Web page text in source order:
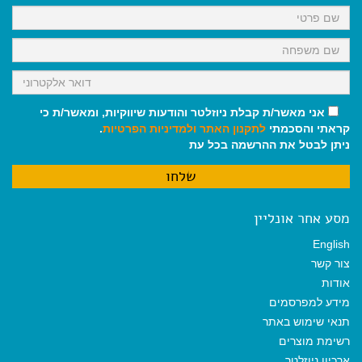
k
p
m
אני מאשר/ת קבלת ניוזלטר והודעות שיווקיות, ומאשר/ת כי
קראתי והסכמתי לתקנון האתר ולמדיניות הפרטיות.
ניתן לבטל את ההרשמה בכל עת
מסע אחר אונליין
English
צור קשר
אודות
מידע למפרסמים
תנאי שימוש באתר
רשימת מוצרים